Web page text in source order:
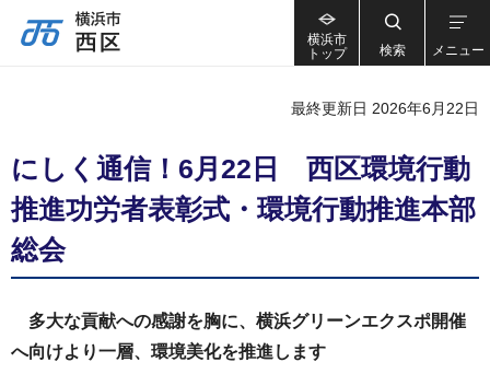
横浜市
トップ
検索 メニュー
最終更新日 2026年6月22日
にしく通信！6月22日 西区環境行動
推進功労者表彰式・環境行動推進本部
総会
多大な貢献への感謝を胸に、横浜グリーンエクスポ開催
へ向けより一層、環境美化を推進します